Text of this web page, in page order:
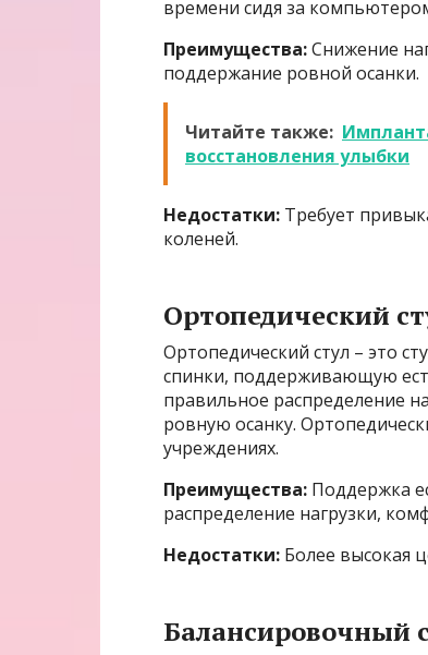
времени сидя за
Преимущества:Снижение
поддержание ровной осанки.
Читайте также:
восстановления улыбки
Недостатки: Требует
коленей.
Ортопедический
Ортопедический стул – это
спинки, поддерживающую
правильное распределение
ровную осанку.
учреждениях.
Преимущества: Поддержка
распределение нагрузки,
Недостатки: Более высокая
Балансировочный